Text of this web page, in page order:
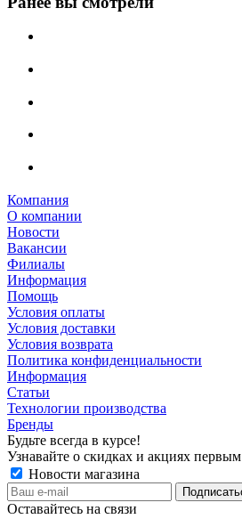
Компания
О компании
Новости
Вакансии
Филиалы
Информация
Помощь
Условия оплаты
Условия доставки
Условия возврата
Политика конфиденциальности
Информация
Статьи
Технологии производства
Бренды
Будьте всегда в курсе!
Узнавайте о скидках и акциях первым
Новости магазина
Оставайтесь на связи